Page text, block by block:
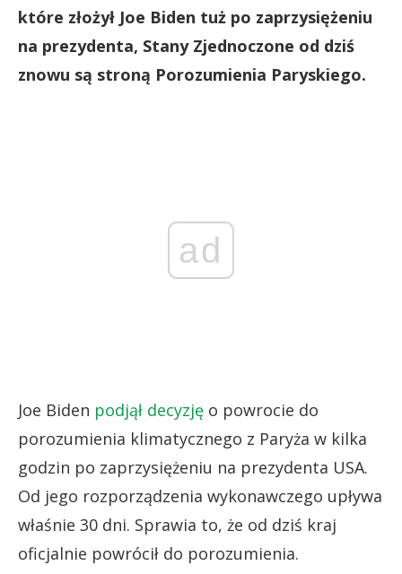
które złożył Joe Biden tuż po zaprzysiężeniu
na prezydenta, Stany Zjednoczone od dziś
znowu są stroną Porozumienia Paryskiego.
ad
Joe Biden podjął decyzję o powrocie do
porozumienia klimatycznego z Paryża w kilka
godzin po zaprzysiężeniu na prezydenta USA.
Od jego rozporządzenia wykonawczego upływa
właśnie 30 dni. Sprawia to, że od dziś kraj
oficjalnie powrócił do porozumienia.